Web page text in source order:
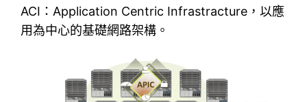
ACI：Application Centric Infrastracture，以應
用為中心的基礎網路架構。